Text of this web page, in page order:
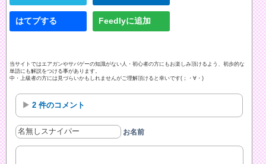
はてブする Feedlyに追加
当サイトではエアガンやサバゲーの知識がない人・初心者の方にもお楽しみ頂けるよう、初歩的な
単語にも解説をつける事があります。
中・上級者の方には見づらいかもしれませんがご理解頂けると幸いです(；・∀・)
2 件のコメント
お名前